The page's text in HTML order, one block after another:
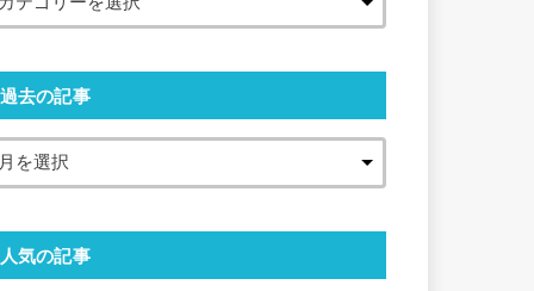
過去の記事
人気の記事